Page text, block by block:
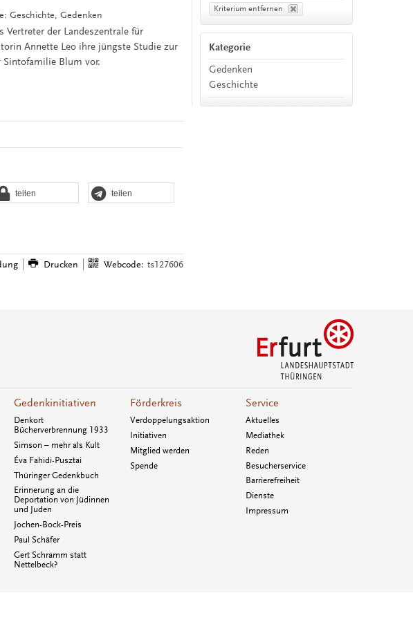
Geschichte, Gedenken
Vertreter der Landeszentrale für
Annette Leo ihre jüngste Studie zur
Blum vor.
teilen teilen
Drucken Webcode: ts127606
Kriterium entfernen
Kategorie
Gedenken
Geschichte
Gedenkinitiativen
Denkort
Bücherverbrennung 1933
Simson – mehr als Kult
Éva Fahidi-Pusztai
Thüringer Gedenkbuch
Erinnerung an die
Deportation von Jüdinnen
und Juden
Jochen-Bock-Preis
Paul Schäfer
Gert Schramm statt
Nettelbeck?
Förderkreis
Verdoppelungsaktion
Initiativen
Mitglied werden
Spende
Service
Aktuelles
Mediathek
Reden
Besucherservice
Barrierefreiheit
Dienste
Impressum